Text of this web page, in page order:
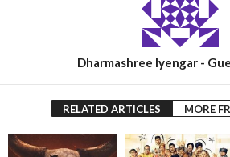
Dharmashree Iyengar -
RELATED ARTICLES MORE